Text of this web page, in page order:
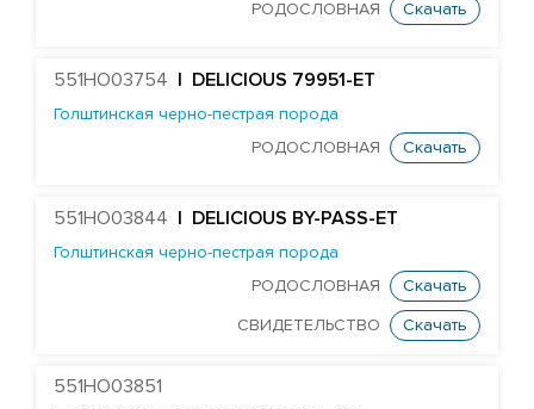
РОДОСЛОВНАЯ
Скачать
551HO03754 | DELICIOUS 79951-ET
Голштинская черно-пестрая порода
РОДОСЛОВНАЯ
Скачать
551HO03844 | DELICIOUS BY-PASS-ET
Голштинская черно-пестрая порода
РОДОСЛОВНАЯ
Скачать
СВИДЕТЕЛЬСТВО Скачать
551HO03851